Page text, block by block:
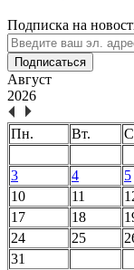
Подписка на
Подписаться
Август
2026
Пн. Вт.
3
4 5
10
11
17
18
24
25
31